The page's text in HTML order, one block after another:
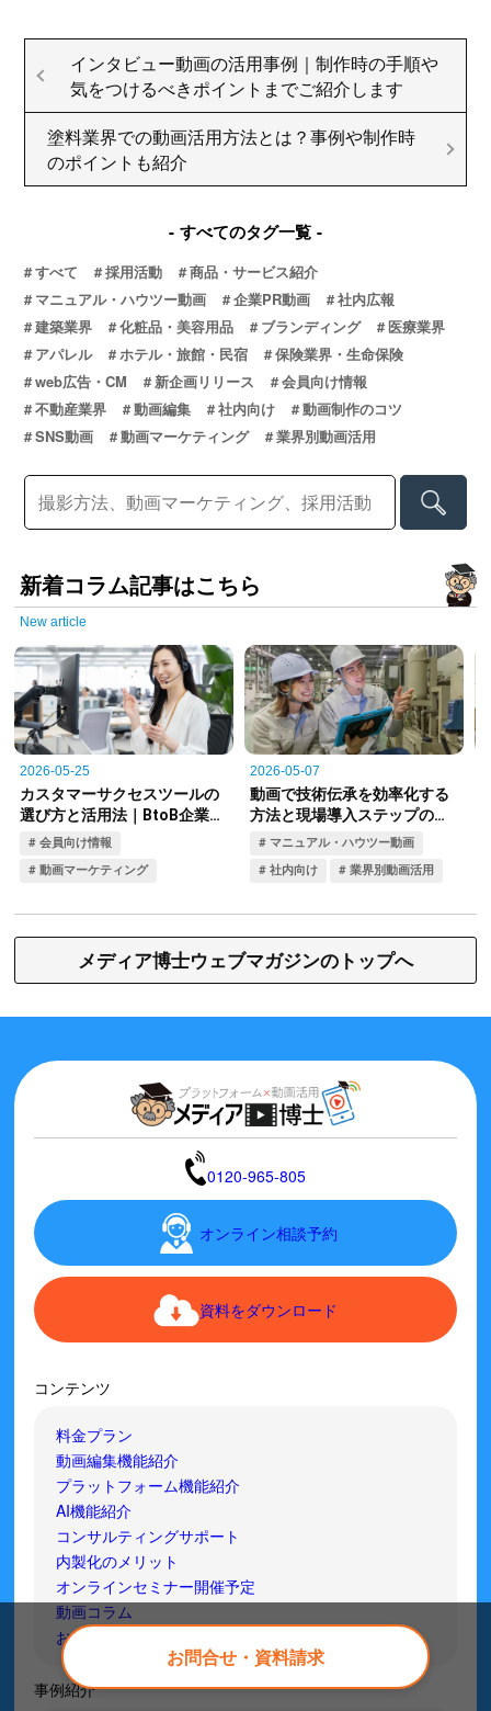
インタビュー動画の活用事例｜制作時の手順や
気をつけるべきポイントまでご紹介します
塗料業界での動画活用方法とは？事例や制作時
のポイントも紹介
すべてのタグ一覧
すべて 採用活動
商品・サービス紹介
マニュアル・ハウツー動画
企業PR動画
社内広報
建築業界
化粧品・美容用品 ブランディング
医療業界
アパレル
ホテル・旅館・民宿
保険業界・生命保険
web広告・CM
新企画リリース
会員向け情報
不動産業界
動画編集 社内向け
動画制作のコツ
SNS動画
動画マーケティング 業界別動画活用
新着コラム記事はこちら
New article
メディア博士ウェブマガジンのトップへ
お問合せ・資料請求
0120-965-805
オンライン相談予約
資料をダウンロード
コンテンツ
料金プラン
動画編集機能紹介
プラットフォーム機能紹介
AI機能紹介
コンサルティングサポート
内製化のメリット
オンラインセミナー開催予定
動画コラム
お役立ち資料
事例紹介